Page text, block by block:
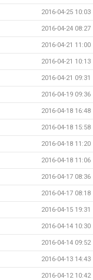
2016-04-25 10:03
2016-04-24 08:27
2016-04-21 11:00
2016-04-21 10:13
2016-04-21 09:31
2016-04-19 09:36
2016-04-18 16:48
2016-04-18 15:58
2016-04-18 11:20
2016-04-18 11:06
2016-04-17 08:36
2016-04-17 08:18
2016-04-15 19:31
2016-04-14 10:30
2016-04-14 09:52
2016-04-13 14:43
2016-04-12 10:42